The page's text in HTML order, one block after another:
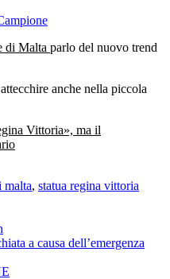
di Malta parlo del nuovo trend
anche nella piccola
Vittoria», ma il
malta, statua regina vittoria
a causa dell’emergenza